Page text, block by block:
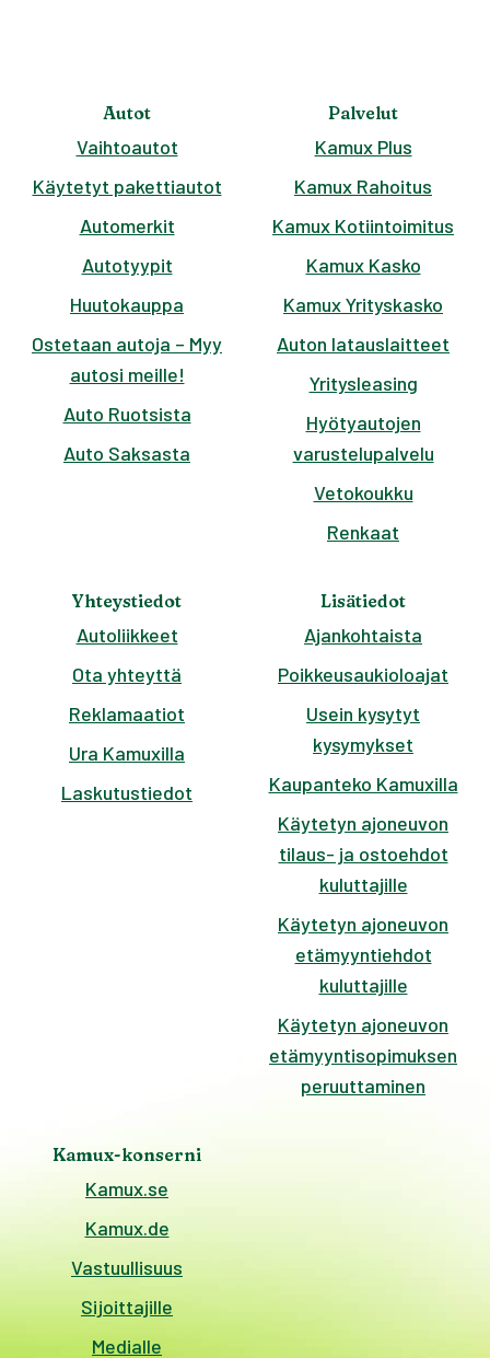
Autot
Vaihtoautot
Käytetyt pakettiautot
Automerkit
Autotyypit
Huutokauppa
Ostetaan autoja – Myy
autosi meille!
Auto Ruotsista
Auto Saksasta
Palvelut
Kamux Plus
Kamux Rahoitus
Kamux Kotiintoimitus
Kamux Kasko
Kamux Yrityskasko
Auton latauslaitteet
Yritysleasing
Hyötyautojen
varustelupalvelu
Vetokoukku
Renkaat
Yhteystiedot
Autoliikkeet
Ota yhteyttä
Reklamaatiot
Ura Kamuxilla
Laskutustiedot
Lisätiedot
Ajankohtaista
Poikkeusaukioloajat
Usein kysytyt
kysymykset
Kaupanteko Kamuxilla
Käytetyn ajoneuvon
tilaus- ja ostoehdot
kuluttajille
Käytetyn ajoneuvon
etämyyntiehdot
kuluttajille
Käytetyn ajoneuvon
etämyyntisopimuksen
peruuttaminen
Kamux-konserni
Kamux.se
Kamux.de
Vastuullisuus
Sijoittajille
Medialle